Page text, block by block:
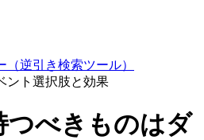
逆引き検索ツール）
ント選択肢と効果
つべきものはダ